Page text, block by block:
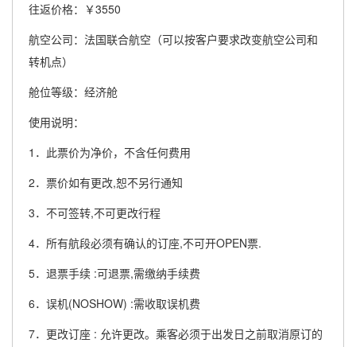
往返价格：￥3550
航空公司：法国联合航空（可以按客户要求改变航空公司和
转机点）
舱位等级：经济舱
使用说明：
1．此票价为净价，不含任何费用
2．票价如有更改,恕不另行通知
3．不可签转,不可更改行程
4．所有航段必须有确认的订座,不可开OPEN票.
5．退票手续 :可退票,需缴纳手续费
6．误机(NOSHOW) :需收取误机费
7．更改订座 : 允许更改。乘客必须于出发日之前取消原订的